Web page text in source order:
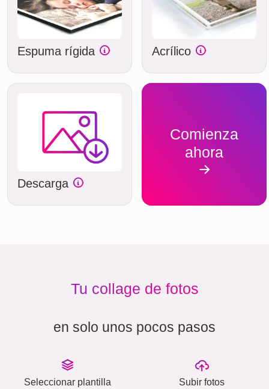
Espuma rígida Acrílico
Descarga
Comienza
ahora
Tu collage de fotos
en solo unos pocos pasos
Seleccionar plantilla Subir fotos